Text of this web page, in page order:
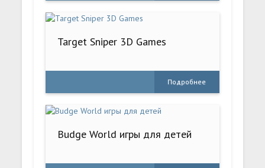
Target Sniper 3D Games
Подробнее
Budge World игры для детей